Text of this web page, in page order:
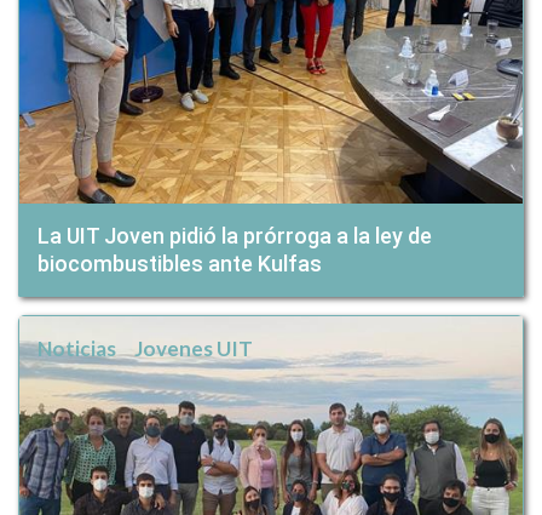
La UIT Joven pidió la prórroga a la ley de
biocombustibles ante Kulfas
Noticias Jovenes UIT